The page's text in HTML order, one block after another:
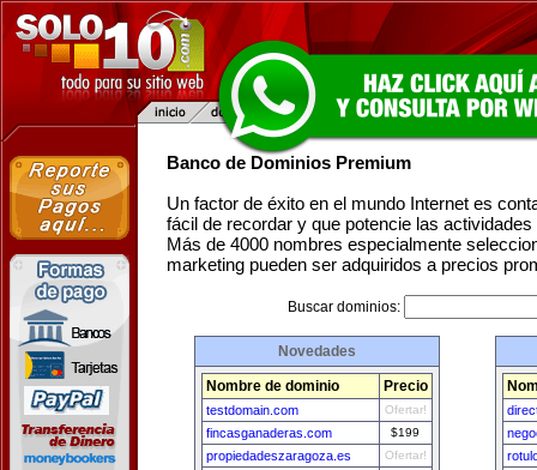
Banco de Dominios Premium
Un factor de éxito en el mundo Internet es
fácil de recordar y que potencie las
Más de 4000 nombres especialmente
marketing pueden ser adquiridos a precios
Buscar dominios:
Novedades
Nombre de dominio Precio
testdomain.com Ofertar!
fincasganaderas.com $199
propiedadeszaragoza.es Ofertar!